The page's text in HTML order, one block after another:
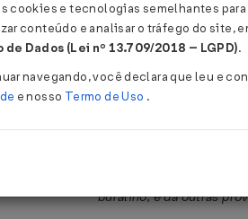
Grosso do Sul
de 11 de fevereiro de 2005
, que
bufalino, e dá outras
cookies e tecnologias semelhantes
conteúdo e analisar o tráfego do site,
Dados (Lei nº 13.709/2018 – LGPD).
navegando, você declara que leu e
e nosso Termo de Uso .